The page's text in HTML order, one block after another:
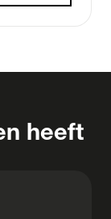
heeft